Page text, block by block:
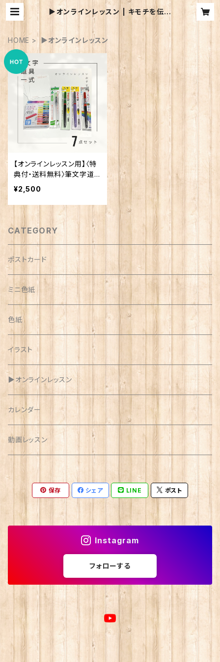
▶︎オンラインレッスン | キモチを伝え
る代筆屋
HOME ▶︎オンラインレッスン
【オンラインレッスン用】〈特
典付・送料無料〉筆文字道
具一式
¥2,500
CATEGORY
ポストカード
ミニ色紙
色紙
イラスト
▶︎オンラインレッスン
カレンダー
動画レッスン
保存 シェア LINE ポスト
Instagram
フォローする